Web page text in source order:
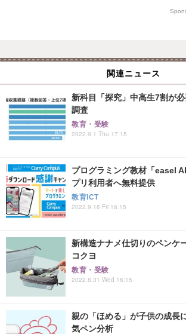
関連ニュース
新科目「探究」中高生7割が
調査
教育・受験
2022.9.1 Thu 17:15
プログラミング教材「easel
プリ利用者へ無料提供
教育ICT
2022.9.16 Fri 16:15
新構造ナナメ仕切りのペンケ
コクヨ
教育・受験
2022.8.31 Wed 16:15
親の「ほめる」が子供の成長
気ペン分析